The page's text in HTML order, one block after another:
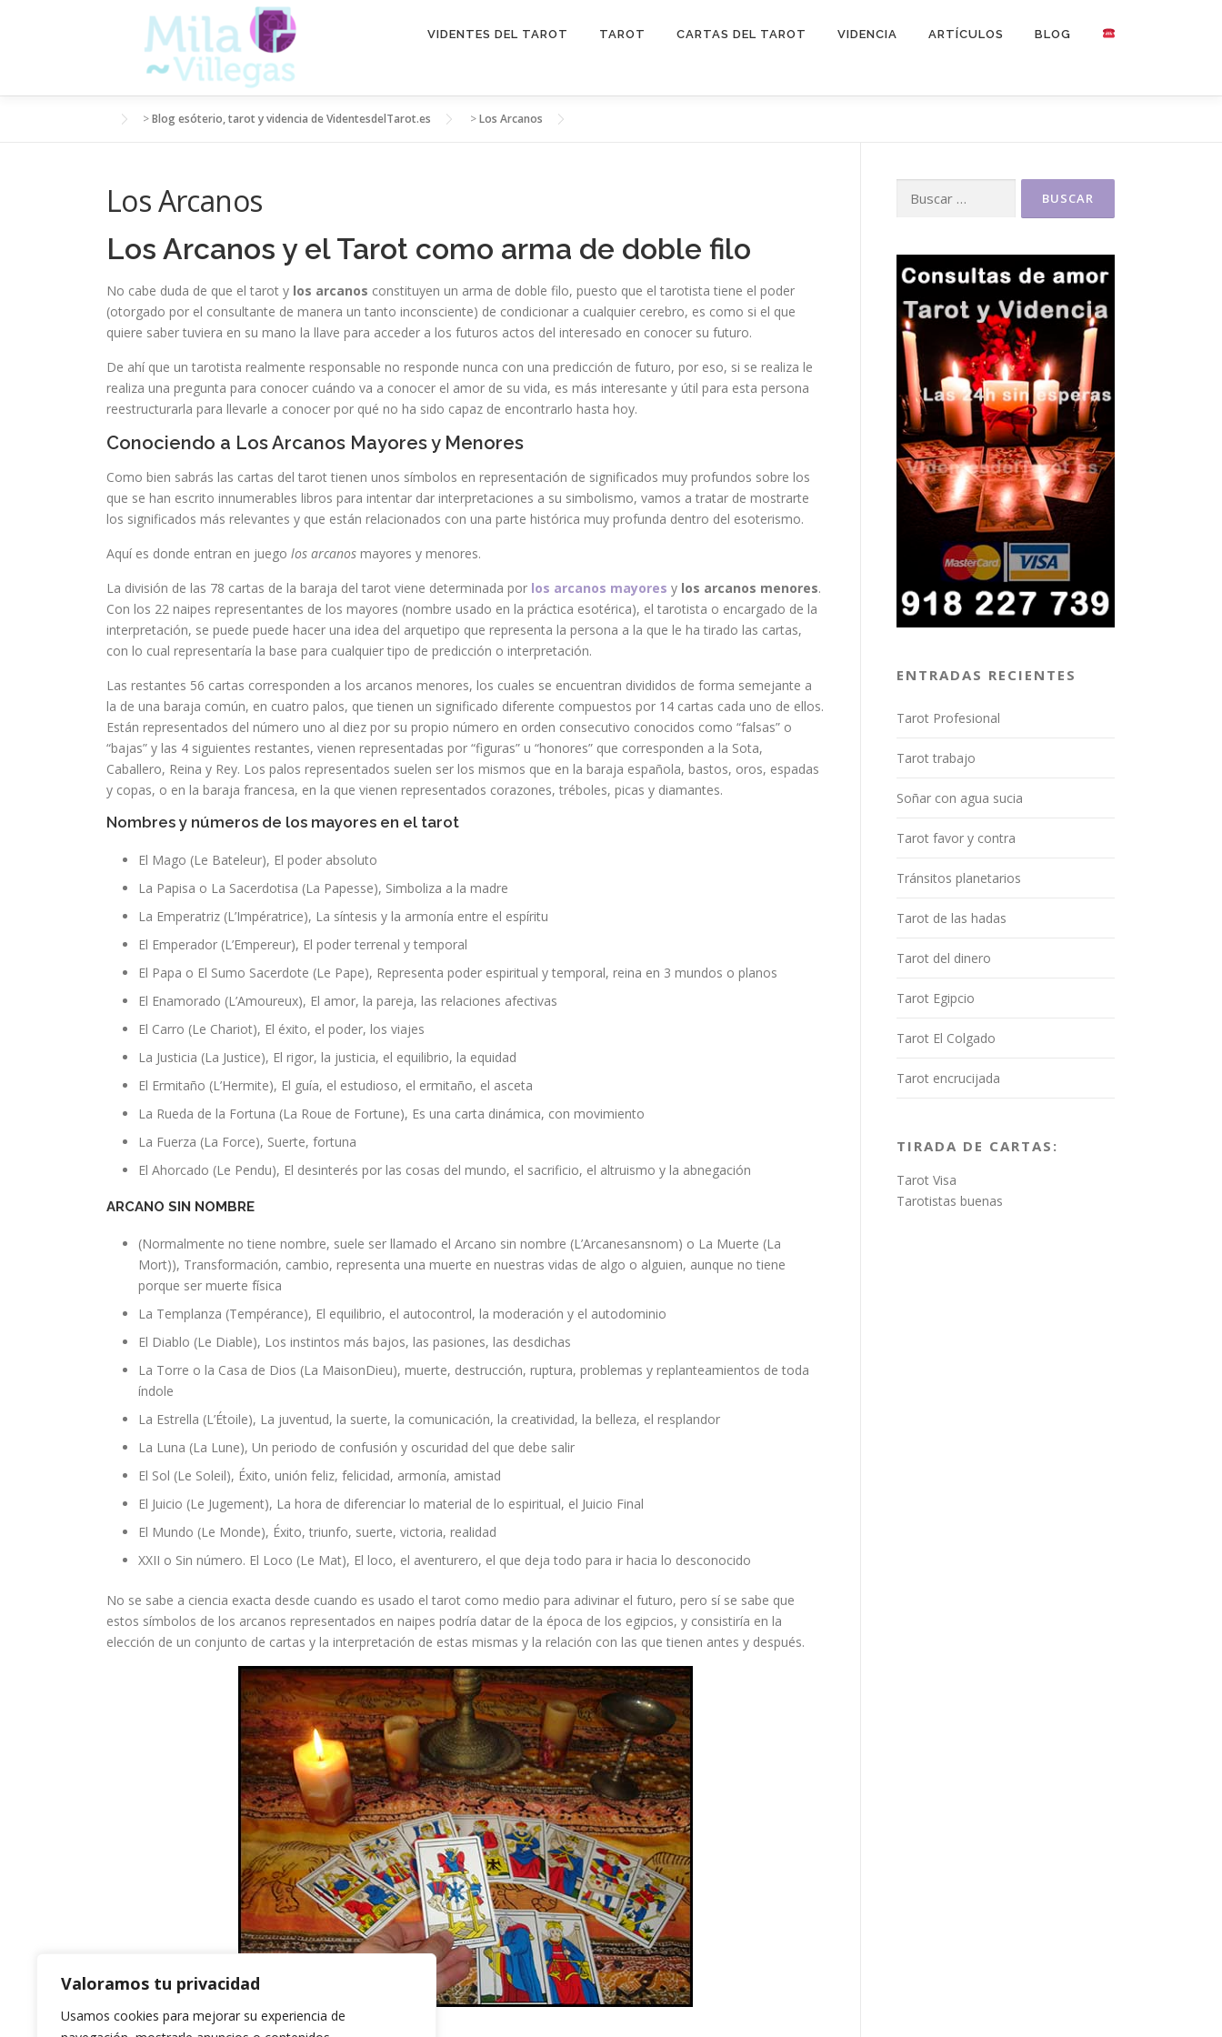
Valoramos tu privacidad
Usamos cookies para mejorar su experiencia de
VIDENTES DEL TAROT TAROT CARTAS DEL TAROT VIDENCIA ARTÍCULOS BLOG
>Blog esóterio, tarot y videncia de VidentesdelTarot.es >Los Arcanos
Los Arcanos
Los Arcanos y el Tarot como arma de doble filo
No cabe duda de que el tarot y los arcanos constituyen un arma de doble filo, puesto que el tarotista tiene el poder
(otorgado por el consultante de manera un tanto inconsciente) de condicionar a cualquier cerebro, es como si el que
quiere saber tuviera en su mano la llave para acceder a los futuros actos del interesado en conocer su futuro.
De ahí que un tarotista realmente responsable no responde nunca con una predicción de futuro, por eso, si se realiza le
realiza una pregunta para conocer cuándo va a conocer el amor de su vida, es más interesante y útil para esta persona
reestructurarla para llevarle a conocer por qué no ha sido capaz de encontrarlo hasta hoy.
Conociendo a Los Arcanos Mayores y Menores
Como bien sabrás las cartas del tarot tienen unos símbolos en representación de significados muy profundos sobre los
que se han escrito innumerables libros para intentar dar interpretaciones a su simbolismo, vamos a tratar de mostrarte
los significados más relevantes y que están relacionados con una parte histórica muy profunda dentro del esoterismo.
Aquí es donde entran en juego los arcanos mayores y menores.
La división de las 78 cartas de la baraja del tarot viene determinada por los arcanos mayores y los arcanos menores.
Con los 22 naipes representantes de los mayores (nombre usado en la práctica esotérica), el tarotista o encargado de la
interpretación, se puede puede hacer una idea del arquetipo que representa la persona a la que le ha tirado las cartas,
con lo cual representaría la base para cualquier tipo de predicción o interpretación.
Las restantes 56 cartas corresponden a los arcanos menores, los cuales se encuentran divididos de forma semejante a
la de una baraja común, en cuatro palos, que tienen un significado diferente compuestos por 14 cartas cada uno de ellos.
Están representados del número uno al diez por su propio número en orden consecutivo conocidos como “falsas” o
“bajas” y las 4 siguientes restantes, vienen representadas por “figuras” u “honores” que corresponden a la Sota,
Caballero, Reina y Rey. Los palos representados suelen ser los mismos que en la baraja española, bastos, oros, espadas
y copas, o en la baraja francesa, en la que vienen representados corazones, tréboles, picas y diamantes.
Nombres y números de los mayores en el tarot
El Mago (Le Bateleur), El poder absoluto
La Papisa o La Sacerdotisa (La Papesse), Simboliza a la madre
La Emperatriz (L’Impératrice), La síntesis y la armonía entre el espíritu
El Emperador (L’Empereur), El poder terrenal y temporal
El Papa o El Sumo Sacerdote (Le Pape), Representa poder espiritual y temporal, reina en 3 mundos o planos
El Enamorado (L’Amoureux), El amor, la pareja, las relaciones afectivas
El Carro (Le Chariot), El éxito, el poder, los viajes
La Justicia (La Justice), El rigor, la justicia, el equilibrio, la equidad
El Ermitaño (L’Hermite), El guía, el estudioso, el ermitaño, el asceta
La Rueda de la Fortuna (La Roue de Fortune), Es una carta dinámica, con movimiento
La Fuerza (La Force), Suerte, fortuna
El Ahorcado (Le Pendu), El desinterés por las cosas del mundo, el sacrificio, el altruismo y la abnegación
ARCANO SIN NOMBRE
(Normalmente no tiene nombre, suele ser llamado el Arcano sin nombre (L’Arcanesansnom) o La Muerte (La
Mort)), Transformación, cambio, representa una muerte en nuestras vidas de algo o alguien, aunque no tiene
porque ser muerte física
La Templanza (Tempérance), El equilibrio, el autocontrol, la moderación y el autodominio
El Diablo (Le Diable), Los instintos más bajos, las pasiones, las desdichas
La Torre o la Casa de Dios (La MaisonDieu), muerte, destrucción, ruptura, problemas y replanteamientos de toda
índole
La Estrella (L’Étoile), La juventud, la suerte, la comunicación, la creatividad, la belleza, el resplandor
La Luna (La Lune), Un periodo de confusión y oscuridad del que debe salir
El Sol (Le Soleil), Éxito, unión feliz, felicidad, armonía, amistad
El Juicio (Le Jugement), La hora de diferenciar lo material de lo espiritual, el Juicio Final
El Mundo (Le Monde), Éxito, triunfo, suerte, victoria, realidad
XXII o Sin número. El Loco (Le Mat), El loco, el aventurero, el que deja todo para ir hacia lo desconocido
No se sabe a ciencia exacta desde cuando es usado el tarot como medio para adivinar el futuro, pero sí se sabe que
estos símbolos de los arcanos representados en naipes podría datar de la época de los egipcios, y consistiría en la
elección de un conjunto de cartas y la interpretación de estas mismas y la relación con las que tienen antes y después.
ENTRADAS RECIENTES
Tarot Profesional
Tarot trabajo
Soñar con agua sucia
Tarot favor y contra
Tránsitos planetarios
Tarot de las hadas
Tarot del dinero
Tarot Egipcio
Tarot El Colgado
Tarot encrucijada
TIRADA DE CARTAS:
Tarot Visa
Tarotistas buenas